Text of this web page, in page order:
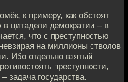
к примеру, как обстоят
в цитадели демократии – в
что с преступностью
на миллионы стволов
Ибо отдельно взятый
преступности,
задача государства.